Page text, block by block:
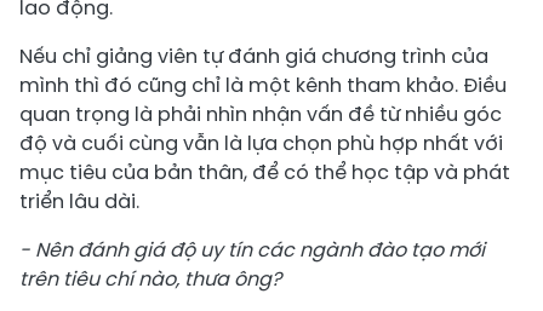
lao động.
Nếu chỉ giảng viên tự đánh giá chương trình của
mình thì đó cũng chỉ là một kênh tham khảo. Điều
quan trọng là phải nhìn nhận vấn đề từ nhiều góc
độ và cuối cùng vẫn là lựa chọn phù hợp nhất với
mục tiêu của bản thân, để có thể học tập và phát
triển lâu dài.
- Nên đánh giá độ uy tín các ngành đào tạo mới
trên tiêu chí nào, thưa ông?